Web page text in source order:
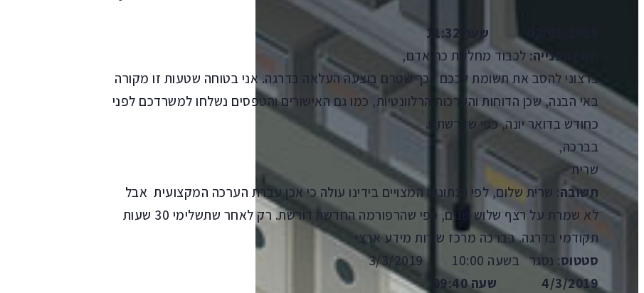
תוכן הפנייה: לכבוד מחלקת כח אדם,
ברצוני להסב את תשומת לבכם לכך שטרם בוצעה העלאה בדרגה. אני בטוחה שטעות זו מקורה
באי הבנה, שכן הדוחות והערכות הרלוונטיות, כמו גם האישורים והטפסים נשלחו למשרדכם לפני
כחודש בדואר יונה, כפי שדרשתם.
בברכה,
שרית
תשובה: שרית שלום, לפי הנתונים המצויים בידינו עולה כי אכן עברת הערכה המקצועית אבל
לא שמרת על רצף שלוש שנים, כפי שהרפורמה החדשה דורשת. רק לאחר שתשלימי 30 שעות
תקודמי בדרגה. בברכה מרכז שירות מידע ארצי
סטטוס: נסגר בשעה 10:00 3/3/2019
4/3/2019 שעה 09:40